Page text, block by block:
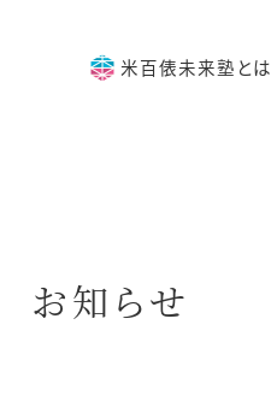
米百俵未来塾とは
お知らせ